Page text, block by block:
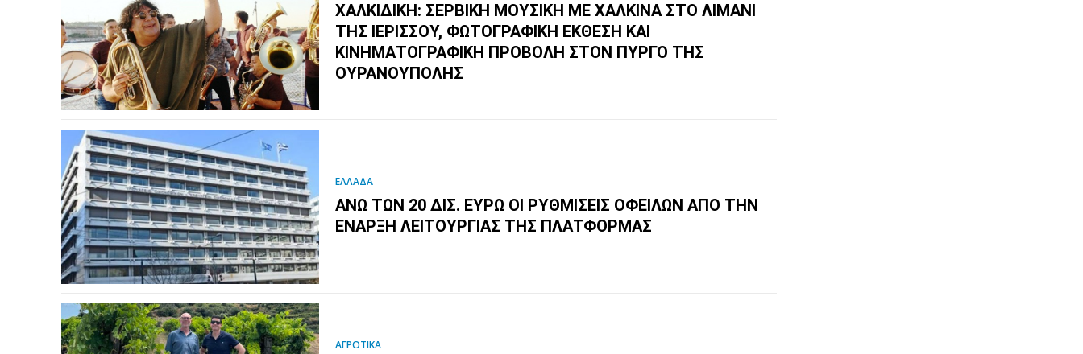
ΧΑΛΚΙΔΙΚΉ: ΣΕΡΒΙΚΉ ΜΟΥΣΙΚΉ ΜΕ ΧΆΛΚΙΝΑ ΣΤΟ ΛΙΜΆΝΙ
ΤΗΣ ΙΕΡΙΣΣΟΎ, ΦΩΤΟΓΡΑΦΙΚΉ ΈΚΘΕΣΗ ΚΑΙ
ΚΙΝΗΜΑΤΟΓΡΑΦΙΚΉ ΠΡΟΒΟΛΉ ΣΤΟΝ ΠΎΡΓΟ ΤΗΣ
ΟΥΡΑΝΟΎΠΟΛΗΣ
ΕΛΛΑΔΑ
ΆΝΩ ΤΩΝ 20 ΔΙΣ. ΕΥΡΏ ΟΙ ΡΥΘΜΊΣΕΙΣ ΟΦΕΙΛΏΝ ΑΠΌ ΤΗΝ
ΈΝΑΡΞΗ ΛΕΙΤΟΥΡΓΊΑΣ ΤΗΣ ΠΛΑΤΦΌΡΜΑΣ
ΑΓΡΟΤΙΚΑ